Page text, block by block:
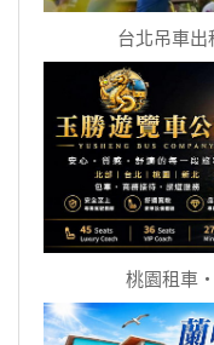
台北吊車
桃園租車